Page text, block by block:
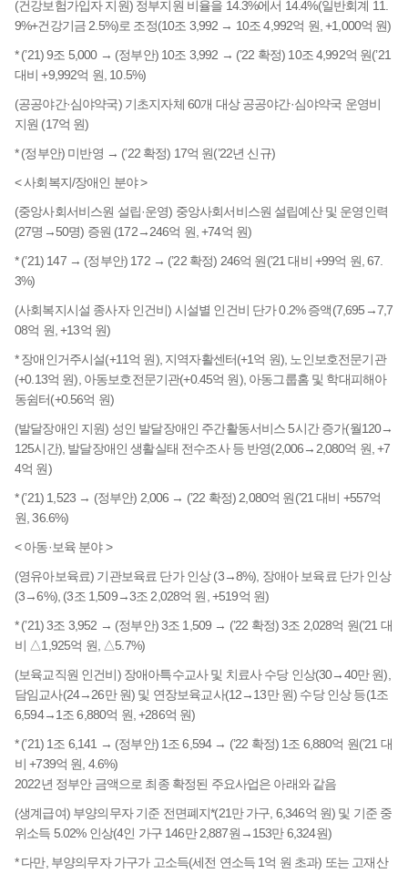
(건강보험가입자 지원) 정부지원 비율을 14.3%에서 14.4%(일반회계 11.
9%+건강기금 2.5%)로 조정(10조 3,992 → 10조 4,992억 원, +1,000억 원)
* (’21) 9조 5,000 → (정부안) 10조 3,992 → (’22 확정) 10조 4,992억 원(’21
대비 +9,992억 원, 10.5%)
(공공야간·심야약국) 기초지자체 60개 대상 공공야간·심야약국 운영비
지원 (17억 원)
* (정부안) 미반영 → (’22 확정) 17억 원(’22년 신규)
< 사회복지/장애인 분야 >
(중앙사회서비스원 설립·운영) 중앙사회서비스원 설립예산 및 운영인력
(27명→50명) 증원 (172→246억 원, +74억 원)
* (’21) 147 → (정부안) 172 → (’22 확정) 246억 원(’21 대비 +99억 원, 67.
3%)
(사회복지시설 종사자 인건비) 시설별 인건비 단가 0.2% 증액(7,695→7,7
08억 원, +13억 원)
* 장애인거주시설(+11억 원), 지역자활센터(+1억 원), 노인보호전문기관
(+0.13억 원), 아동보호전문기관(+0.45억 원), 아동그룹홈 및 학대피해아
동쉼터(+0.56억 원)
(발달장애인 지원) 성인 발달장애인 주간활동서비스 5시간 증가(월120→
125시간), 발달장애인 생활실태 전수조사 등 반영(2,006→2,080억 원, +7
4억 원)
* (’21) 1,523 → (정부안) 2,006 → (’22 확정) 2,080억 원(’21 대비 +557억
원, 36.6%)
< 아동·보육 분야 >
(영유아보육료) 기관보육료 단가 인상 (3→8%), 장애아 보육료 단가 인상
(3→6%), (3조 1,509→3조 2,028억 원, +519억 원)
* (’21) 3조 3,952 → (정부안) 3조 1,509 → (’22 확정) 3조 2,028억 원(’21 대
비 △1,925억 원, △5.7%)
(보육교직원 인건비) 장애아특수교사 및 치료사 수당 인상(30→40만 원),
담임교사(24→26만 원) 및 연장보육교사(12→13만 원) 수당 인상 등(1조
6,594→1조 6,880억 원, +286억 원)
* (’21) 1조 6,141 → (정부안) 1조 6,594 → (’22 확정) 1조 6,880억 원(’21 대
비 +739억 원, 4.6%)
2022년 정부안 금액으로 최종 확정된 주요사업은 아래와 같음
(생계급여) 부양의무자 기준 전면폐지*(21만 가구, 6,346억 원) 및 기준 중
위소득 5.02% 인상(4인 가구 146만 2,887원→153만 6,324원)
* 다만, 부양의무자 가구가 고소득(세전 연소득 1억 원 초과) 또는 고재산